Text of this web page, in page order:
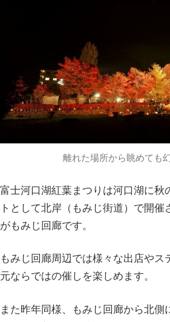
離れた場所から眺めても
富士河口湖紅葉まつりは河口湖に秋
トとして北岸（もみじ街道）で開
がもみじ回廊です。
もみじ回廊周辺では様々な出店やス
元ならではの催しを楽しめます。
また昨年同様、もみじ回廊から北側